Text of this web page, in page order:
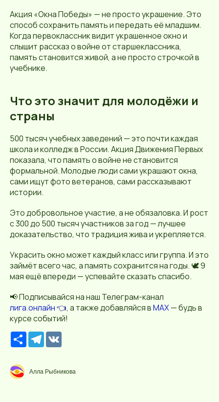
Акция «Окна Победы» — не просто украшение. Это
способ сохранить память и передать её младшим.
Когда первоклассник видит украшенное окно и
слышит рассказ о войне от старшеклассника,
память становится живой, а не просто строчкой в
учебнике.
Что это значит для молодёжи и
страны
500 тысяч учебных заведений — это почти каждая
школа и колледж в России. Акция Движения Первых
показала, что память о войне не становится
формальной. Молодые люди сами украшают окна,
сами ищут фото ветеранов, сами рассказывают
истории.
Это добровольное участие, а не обязаловка. И рост
с 300 до 500 тысяч участников за год — лучшее
доказательство, что традиция жива и укрепляется.
Украсить окно может каждый класс или группа. И это
займёт всего час, а память сохранится на годы. 🕊️ 9
мая ещё впереди — успевайте сказать спасибо.
📢 Подписывайся на наш Телеграм-канал
лига.онлайн👈, а также добавляйся вMAX— будь в
курсе событий!
Р
е
р
с
T
e
g
r
Алла Рыбникова